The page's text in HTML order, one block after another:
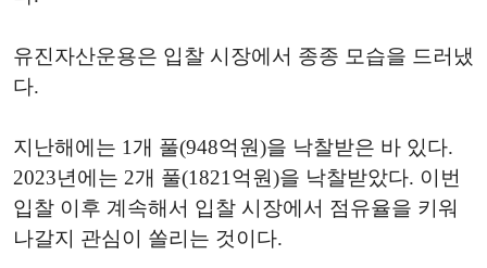
유진자산운용은 입찰 시장에서 종종 모습을 드러냈
다.
지난해에는 1개 풀(948억원)을 낙찰받은 바 있다.
2023년에는 2개 풀(1821억원)을 낙찰받았다. 이번
입찰 이후 계속해서 입찰 시장에서 점유율을 키워
나갈지 관심이 쏠리는 것이다.